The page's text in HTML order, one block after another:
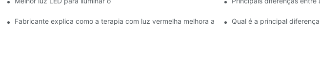
Fabricante explica como a terapia com luz vermelha melhora a saúde da pele.
Qual é a principal